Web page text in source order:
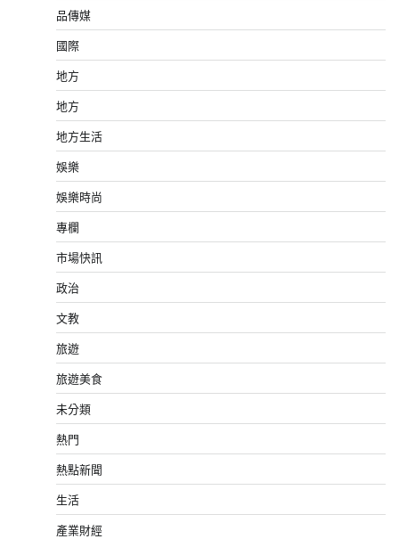
品傳媒
國際
地方
地方
地方生活
娛樂
娛樂時尚
專欄
市場快訊
政治
文教
旅遊
旅遊美食
未分類
熱門
熱點新聞
生活
產業財經